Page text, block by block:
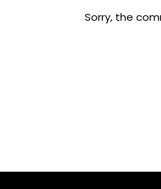
Sorry, the